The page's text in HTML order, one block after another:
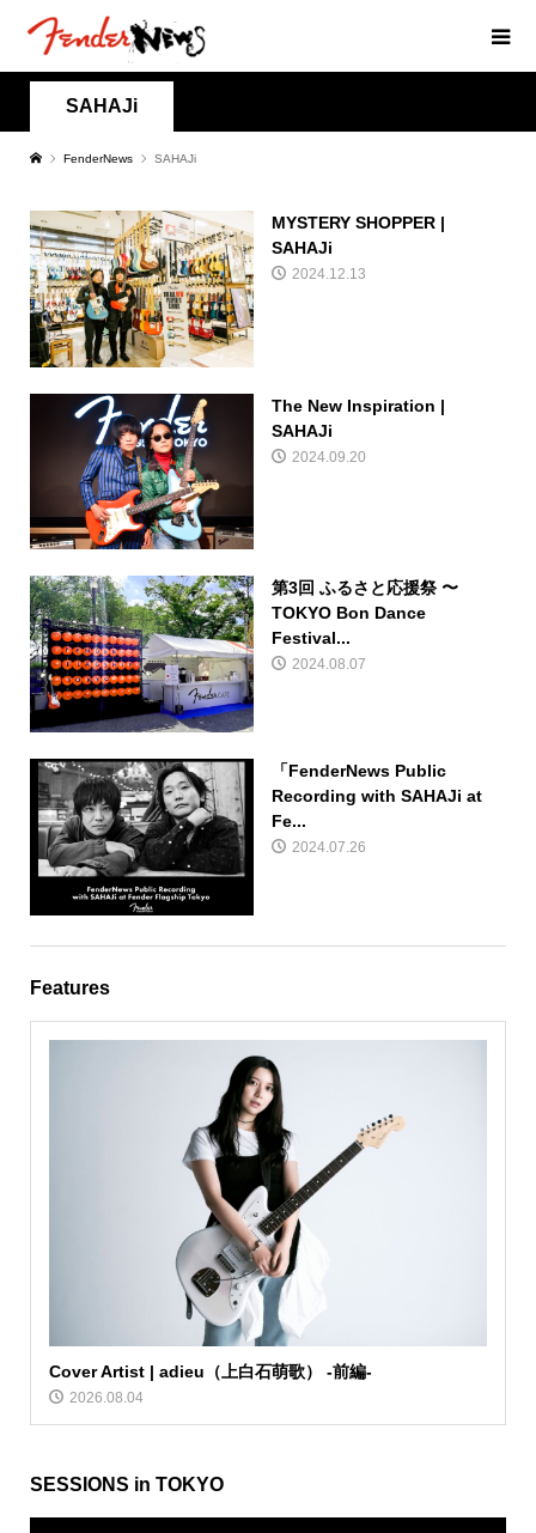
SAHAJi
FenderNews SAHAJi
MYSTERY SHOPPER |
SAHAJi
2024.12.13
The New Inspiration |
SAHAJi
2024.09.20
第3回 ふるさと応援祭 〜
TOKYO Bon Dance
Festival...
2024.08.07
「FenderNews Public
Recording with SAHAJi at
Fe...
2024.07.26
Features
Cover Artist | adieu（上白石萌歌） -前編-
2026.08.04
SESSIONS in TOKYO